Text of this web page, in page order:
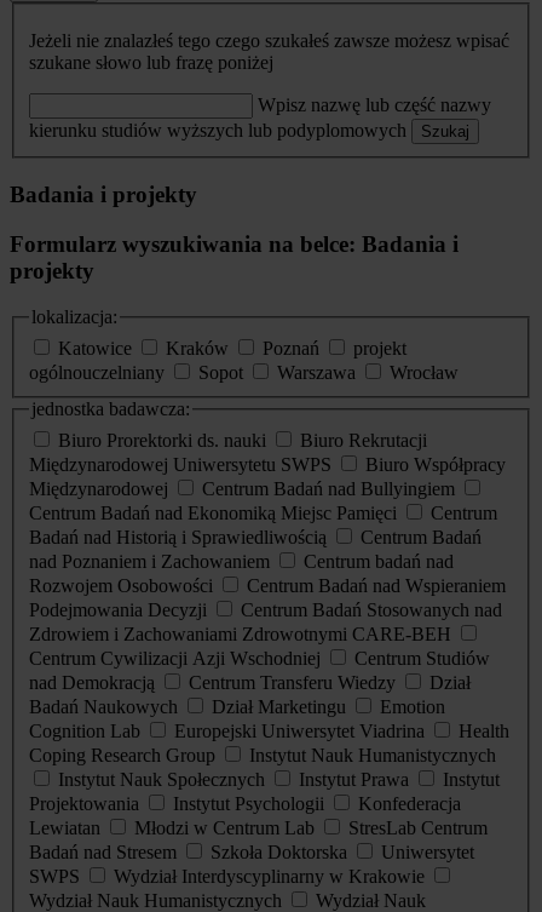
Jeżeli nie znalazłeś tego czego szukałeś zawsze możesz wpisać
szukane słowo lub frazę poniżej
Wpisz nazwę lub część nazwy
kierunku studiów wyższych lub podyplomowych
Szukaj
Badania i projekty
Formularz wyszukiwania na belce: Badania i
projekty
lokalizacja:
Katowice
Kraków Poznań
projekt
ogólnouczelniany
Sopot Warszawa
Wrocław
jednostka badawcza:
Biuro Prorektorki ds. nauki
Biuro Rekrutacji
Międzynarodowej Uniwersytetu SWPS
Biuro Współpracy
Międzynarodowej
Centrum Badań nad Bullyingiem
Centrum Badań nad Ekonomiką Miejsc Pamięci
Centrum
Badań nad Historią i Sprawiedliwością
Centrum Badań
nad Poznaniem i Zachowaniem
Centrum badań nad
Rozwojem Osobowości
Centrum Badań nad Wspieraniem
Podejmowania Decyzji
Centrum Badań Stosowanych nad
Zdrowiem i Zachowaniami Zdrowotnymi CARE-BEH
Centrum Cywilizacji Azji Wschodniej
Centrum Studiów
nad Demokracją
Centrum Transferu Wiedzy
Dział
Badań Naukowych
Dział Marketingu
Emotion
Cognition Lab
Europejski Uniwersytet Viadrina
Health
Coping Research Group
Instytut Nauk Humanistycznych
Instytut Nauk Społecznych
Instytut Prawa
Instytut
Projektowania
Instytut Psychologii
Konfederacja
Lewiatan
Młodzi w Centrum Lab
StresLab Centrum
Badań nad Stresem
Szkoła Doktorska
Uniwersytet
SWPS
Wydział Interdyscyplinarny w Krakowie
Wydział Nauk Humanistycznych
Wydział Nauk